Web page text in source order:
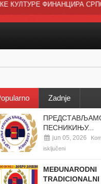
У
Zadnje
ПЕСНИКИЊУ...
jun 05, 2026
isključeni
MEĐUNARODNI
TRADICIONALNI